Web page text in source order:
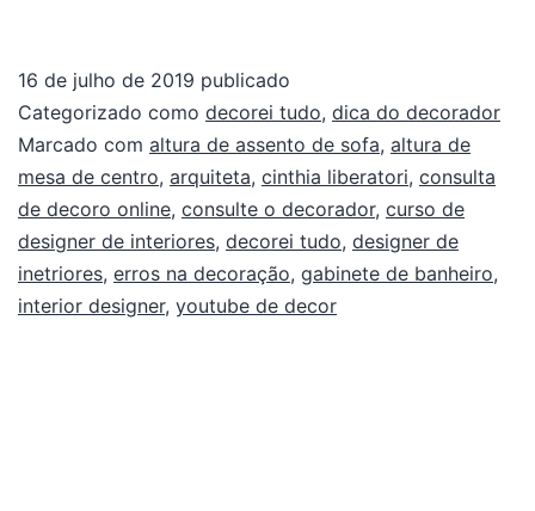
16 de julho de 2019 publicado
Categorizado como decorei tudo, dica do decorador
Marcado com altura de assento de sofa, altura de
mesa de centro, arquiteta, cinthia liberatori, consulta
de decoro online, consulte o decorador, curso de
designer de interiores, decorei tudo, designer de
inetriores, erros na decoração, gabinete de banheiro,
interior designer, youtube de decor